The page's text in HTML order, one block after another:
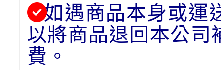
如遇商品本身或運
以將商品退回本公司
費。